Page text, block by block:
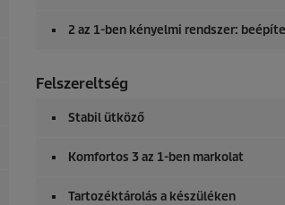
2 az 1-ben kényelmi rendszer:
Felszereltség
Stabil ütköző
Komfortos 3 az 1-ben markolat
Tartozéktárolás a készüléken